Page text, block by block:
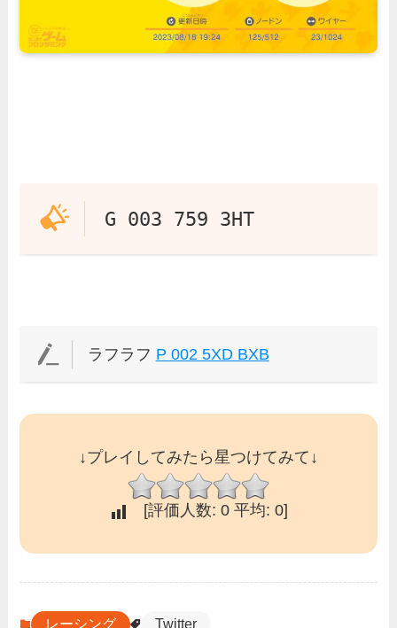
G 003 759 3HT
ラフラフ P 002 5XD BXB
↓プレイしてみたら星つけてみて↓
[評価人数: 0平均: 0]
レーシング Twitter